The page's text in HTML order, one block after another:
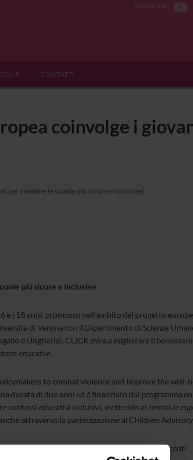
Segui su
CONTATTI
coinvolge i
per rendere le scuole più sicure e inclusive)
più sicure e inclusive
i 18 anni, promosso nell’ambito del progetto
di Verona con il Dipartimento di Scienze
e Ungheria). CLICK mira a migliorare il
educativi.
to combat violence and improve the well-
durata di due anni ed è finanziato dal programma
contesti educativi inclusivi, mettendo al centro le
attraverso la partecipazione al Children
che raccoglie esperienze dirette di adolescenti